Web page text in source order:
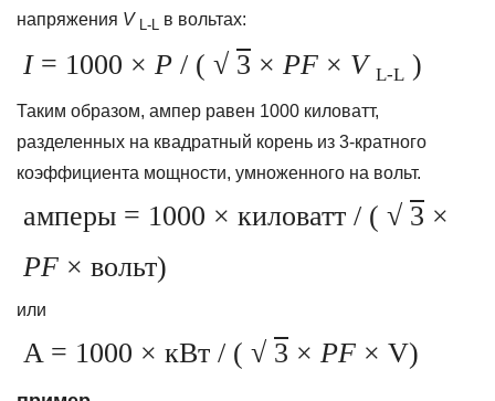
напряжения V L-L в вольтах:
I= 1000 × P / ( √ 3 × PF × V L-L )
Таким образом, ампер равен 1000 киловатт,
разделенных на квадратный корень из 3-кратного
коэффициента мощности, умноженного на вольт.
амперы = 1000 × киловатт / ( √ 3 ×
PF × вольт)
или
A = 1000 × кВт / ( √ 3 × PF × V)